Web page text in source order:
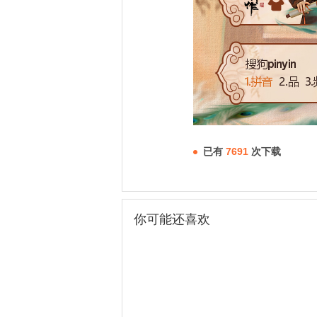
已有 7691 次下载
你可能还喜欢